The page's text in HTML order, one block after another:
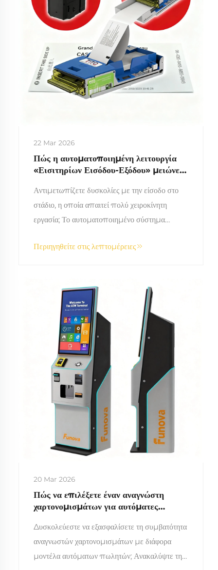
22 Mar 2026
Πώς η αυτοματοποιημένη λειτουργία
«Εισιτηρίων Εισόδου-Εξόδου» μειώνει
στάδια
Αντιμετωπίζετε δυσκολίες με την είσοδο στο
στάδιο, η οποία απαιτεί πολύ χειροκίνητη
εργασία; Το αυτοματοποιημένο σύστημα
σημαντικά τη χειροκίνητη εργασία, αυξάνει την
Περιηγηθείτε στις λεπτομέρειες
20 Mar 2026
Πώς να επιλέξετε έναν αναγνώστη
χαρτονομισμάτων για αυτόματες
διαφορετικά μοντέλα αυτόματων
πωλητών
Δυσκολεύεστε να εξασφαλίσετε τη συμβατότητα
αναγνωστών χαρτονομισμάτων με διάφορα
μοντέλα αυτόματων πωλητών; Ανακαλύψτε τη